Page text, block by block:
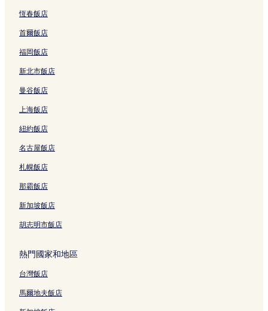
Sanur Kauh的旅館
Sanur Kauh的民宿
Sanur Kauh的平價飯店
Sanur Kauh 2 星級飯店
Sanur Kauh 3 星級飯店
Sanur Kauh 4 星級飯店
Sanur Kauh的商務飯店
Sanur Kauh的親子飯店
Sanur Kauh飯店
西丹帕沙的設有游泳池的飯店
西丹帕沙的設有停車場的飯店
恆春飯店
首爾飯店
福岡飯店
新北市飯店
曼谷飯店
上海飯店
紐約飯店
名古屋飯店
札幌飯店
那霸飯店
新加坡飯店
胡志明市飯店
熱門國家和地區
台灣飯店
馬爾地夫飯店